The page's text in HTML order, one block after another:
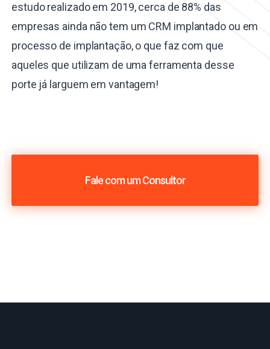
estudo realizado em 2019, cerca de 88% das
empresas ainda não tem um CRM implantado ou em
processo de implantação, o que faz com que
aqueles que utilizam de uma ferramenta desse
porte já larguem em vantagem!
Fale com um Consultor